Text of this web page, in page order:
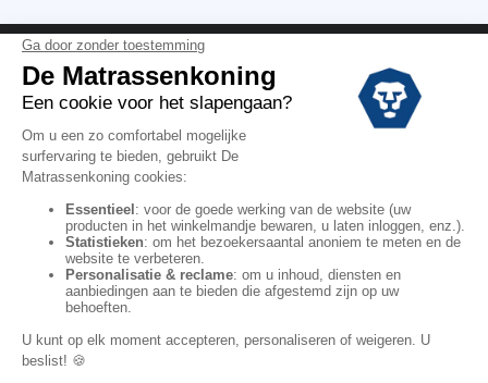
Vermeldingen
Black Friday
Voorraadverkoop
Algemene verkoopvoorwaarden voor winkels
Algemene verkoopvoorwaarden op internet
Wettelijke Bepalingen
Persoonlijke gegevens
Kortingscodes De Matrassenkoning